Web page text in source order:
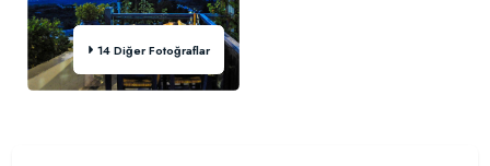
14 Diğer Fotoğraflar